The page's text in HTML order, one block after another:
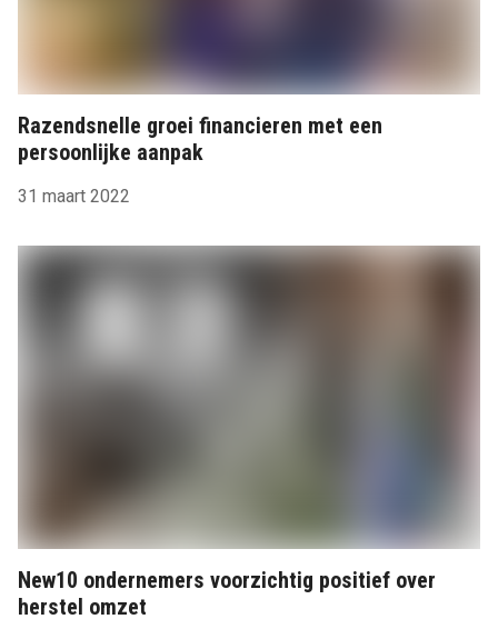
Razendsnelle groei financieren met een
persoonlijke aanpak
31 maart 2022
New10 ondernemers voorzichtig positief over
herstel omzet